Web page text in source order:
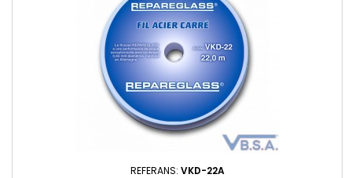
REFERANS: VKD-22A